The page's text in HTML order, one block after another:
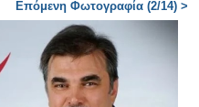
Επόμενη Φωτογραφία (2/14) >